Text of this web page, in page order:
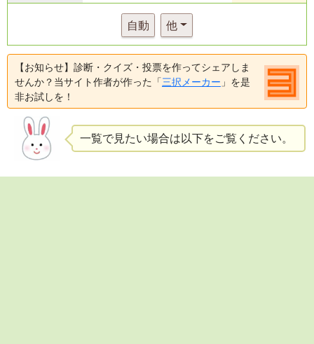
自動 他
【お知らせ】診断・クイズ・投票を作ってシェアしま
せんか？当サイト作者が作った「三択メーカー 」を是
非お試しを！
一覧で見たい場合は以下をご覧ください。